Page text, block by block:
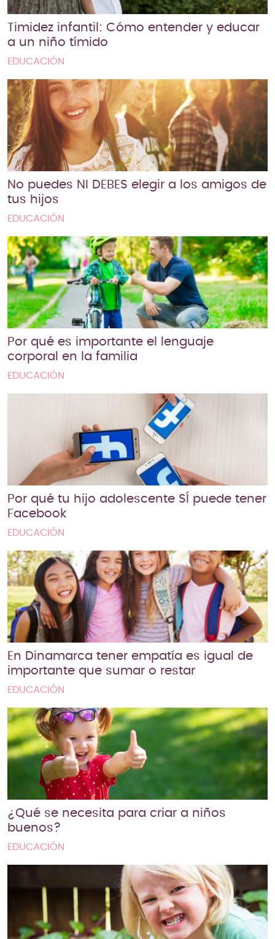
Timidez infantil: Cómo entender y educar
a un niño tímido
EDUCACIÓN
No puedes NI DEBES elegir a los amigos de
tus hijos
EDUCACIÓN
Por qué es importante el lenguaje
corporal en la familia
EDUCACIÓN
Por qué tu hijo adolescente SÍ puede tener
Facebook
EDUCACIÓN
En Dinamarca tener empatía es igual de
importante que sumar o restar
EDUCACIÓN
¿Qué se necesita para criar a niños
buenos?
EDUCACIÓN